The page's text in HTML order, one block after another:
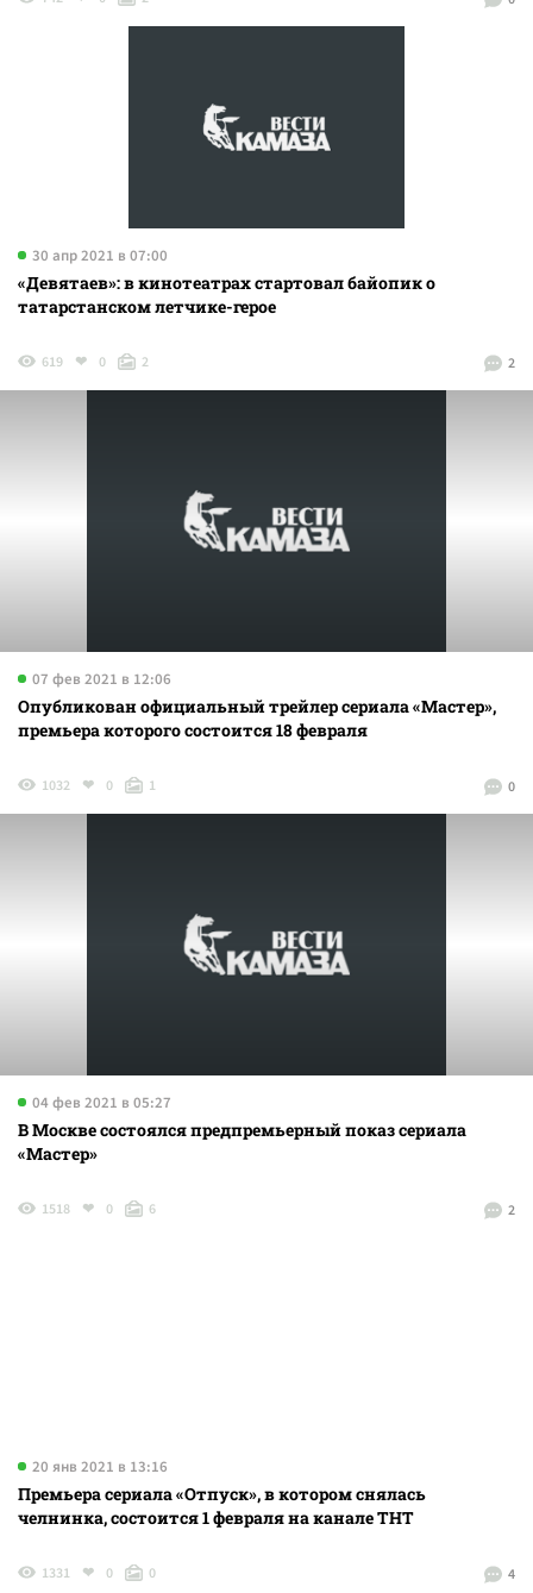
30 апр 2021 в 07:00
«Девятаев»: в кинотеатрах стартовал байопик о
татарстанском летчике-герое
2
619 0 2
07 фев 2021 в 12:06
Опубликован официальный трейлер сериала «Мастер»,
премьера которого состоится 18 февраля
0
1032 0 1
04 фев 2021 в 05:27
В Москве состоялся предпремьерный показ сериала
«Мастер»
2
1518 0 6
20 янв 2021 в 13:16
Премьера сериала «Отпуск», в котором снялась
челнинка, состоится 1 февраля на канале ТНТ
4
1331 0 0